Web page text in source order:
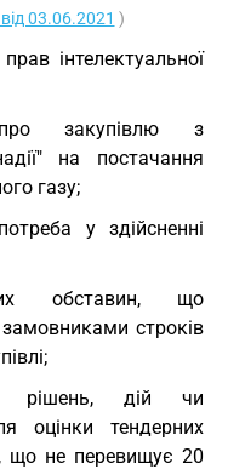
03.06.2021 )
інтелектуальної
закупівлю з
на постачання
газу;
у здійсненні
обставин, що
строків
рішень, дій чи
оцінки тендерних
що не перевищує 20